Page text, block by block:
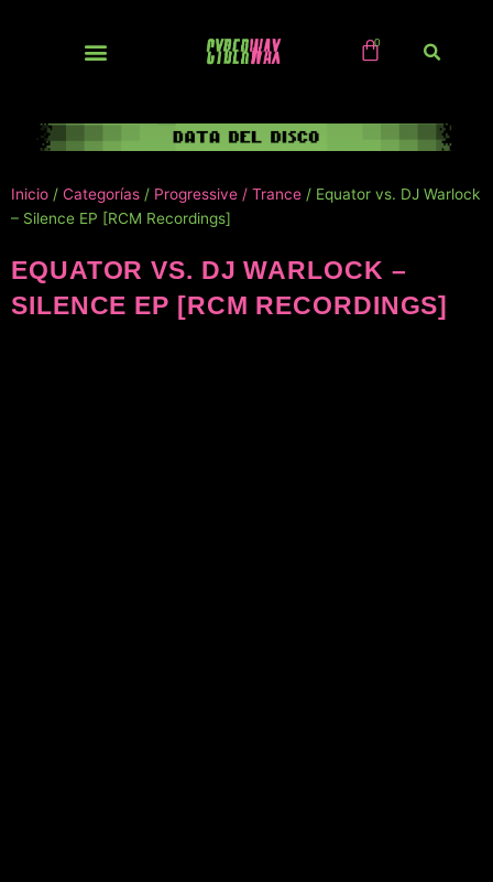
Inicio / Categorías / Progressive / Trance / Equator vs. DJ Warlock
– Silence EP [RCM Recordings]
EQUATOR VS. DJ WARLOCK –
SILENCE EP [RCM RECORDINGS]